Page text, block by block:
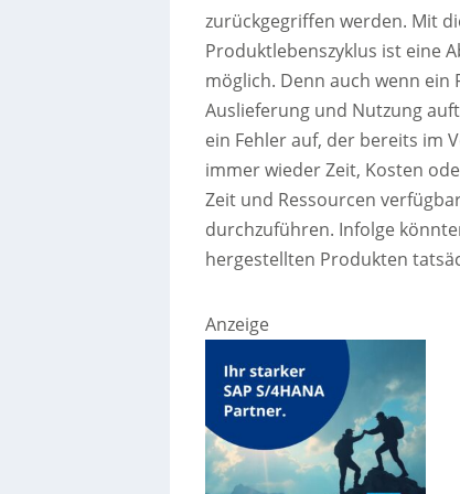
zurückgegriffen werden. Mit
Produktlebenszyklus ist eine
möglich. Denn auch wenn
Auslieferung und Nutzung
ein Fehler auf, der bereits im
immer wieder Zeit, Kosten
Zeit und Ressourcen
durchzuführen. Infolge
hergestellten Produkten
Anzeige